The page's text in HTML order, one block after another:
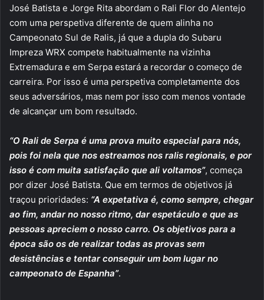
José Batista e Jorge Rita abordam o Rali Flor do Alentejo
com uma perspetiva diferente de quem alinha no
Campeonato Sul de Ralis, já que a dupla do Subaru
Impreza WRX compete habitualmente na vizinha
Extremadura e em Serpa estará a recordar o começo de
carreira. Por isso é uma perspetiva completamente dos
seus adversários, mas nem por isso com menos vontade
de alcançar um bom resultado.
“O Rali de Serpa é uma prova muito especial para nós,
pois foi nela que nos estreamos nos ralis regionais, e por
isso é com muita satisfação que ali voltamos”, começa
por dizer José Batista. Que em termos de objetivos já
traçou prioridades: “A expetativa é, como sempre, chegar
ao fim, andar no nosso ritmo, dar espetáculo e que as
pessoas apreciem o nosso carro. Os objetivos para a
época são os de realizar todas as provas sem
desistências e tentar conseguir um bom lugar no
campeonato de Espanha”.